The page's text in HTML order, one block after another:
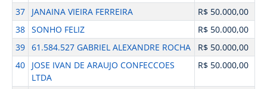
37
JANAINA VIEIRA FERREIRA
R$ 50.000,00
38 SONHO FELIZ
R$ 50.000,00
39 61.584.527 GABRIEL ALEXANDRE ROCHA
R$ 50.000,00
40
JOSE IVAN DE ARAUJO CONFECCOES
LTDA
R$ 50.000,00